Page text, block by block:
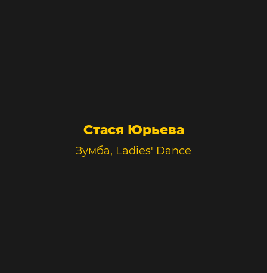
Стася Юрьева
Зумба, Ladies' Dance